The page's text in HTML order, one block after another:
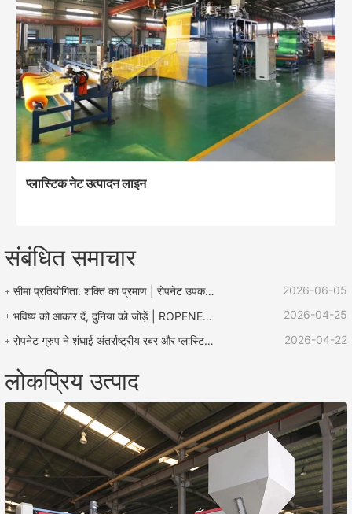
प्लास्टिक नेट उत्पादन लाइन
संबंधित समाचार
सीमा प्रतियोगिता: शक्ति का प्रमाण | रोपनेट उपकरण "लू झेन बचाव कप" रस्सी प्रतियोगिता का समर्थन करता है
2026-06-05
भविष्य को आकार दें, दुनिया को जोड़ें | ROPENET 2026 अंतर्राष्ट्रीय प्लास्टिक और रबर प्रदर्शनी का समापन हुआ!
2026-04-25
रोपनेट ग्रुप ने शंघाई अंतर्राष्ट्रीय रबर और प्लास्टिक प्रदर्शनी में उत्कृष्ट प्रदर्शन किया और वैश्विक कारोबार विस्तार के लिए कई अवसरों के साथ लौटा।
2026-04-22
लोकप्रिय उत्पाद